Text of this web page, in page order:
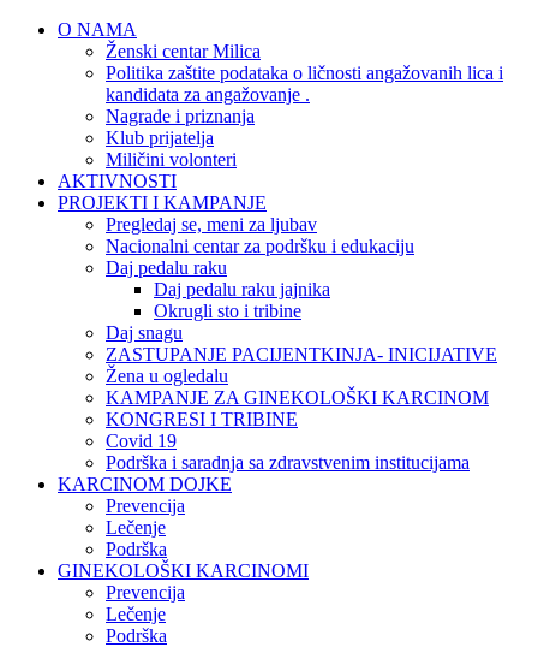
O NAMA
Ženski centar Milica
Politika zaštite podataka o ličnosti angažovanih lica i
kandidata za angažovanje .
Nagrade i priznanja
Klub prijatelja
Miličini volonteri
AKTIVNOSTI
PROJEKTI I KAMPANJE
Pregledaj se, meni za ljubav
Nacionalni centar za podršku i edukaciju
Daj pedalu raku
Daj pedalu raku jajnika
Okrugli sto i tribine
Daj snagu
ZASTUPANJE PACIJENTKINJA- INICIJATIVE
Žena u ogledalu
KAMPANJE ZA GINEKOLOŠKI KARCINOM
KONGRESI I TRIBINE
Covid 19
Podrška i saradnja sa zdravstvenim institucijama
KARCINOM DOJKE
Prevencija
Lečenje
Podrška
GINEKOLOŠKI KARCINOMI
Prevencija
Lečenje
Podrška